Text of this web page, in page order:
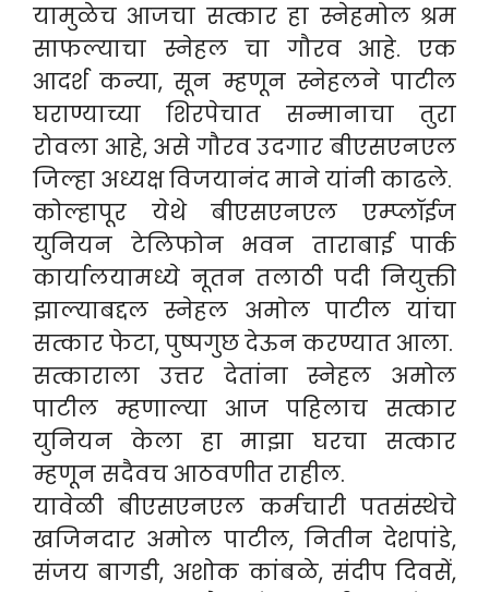
यामुळेच आजचा सत्कार हा स्नेहमोल श्रम
साफल्याचा स्नेहल चा गौरव आहे. एक
आदर्श कन्या, सून म्हणून स्नेहलने पाटील
घराण्याच्या शिरपेचात सन्मानाचा तुरा
रोवला आहे, असे गौरव उदगार बीएसएनएल
जिल्हा अध्यक्ष विजयानंद माने यांनी काढले.
कोल्हापूर येथे बीएसएनएल एम्प्लॉईज
युनियन टेलिफोन भवन ताराबाई पार्क
कार्यालयामध्ये नूतन तलाठी पदी नियुक्ती
झाल्याबद्दल स्नेहल अमोल पाटील यांचा
सत्कार फेटा, पुष्पगुछ देऊन करण्यात आला.
सत्काराला उत्तर देतांना स्नेहल अमोल
पाटील म्हणाल्या आज पहिलाच सत्कार
युनियन केला हा माझा घरचा सत्कार
म्हणून सदैवच आठवणीत राहील.
यावेळी बीएसएनएल कर्मचारी पतसंस्थेचे
खजिनदार अमोल पाटील, नितीन देशपांडे,
संजय बागडी, अशोक कांबळे, संदीप दिवसें,